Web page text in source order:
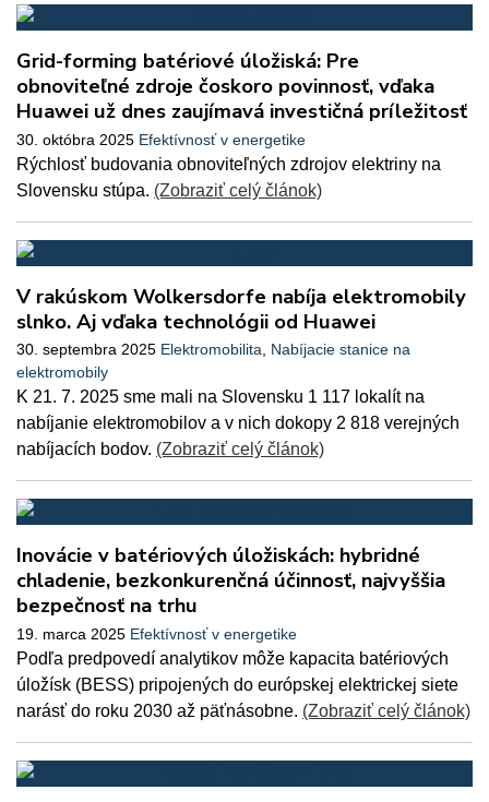
Grid-forming batériové úložiská: Pre
obnoviteľné zdroje čoskoro povinnosť, vďaka
Huawei už dnes zaujímavá investičná príležitosť
30. októbra 2025 Efektívnosť v energetike
Rýchlosť budovania obnoviteľných zdrojov elektriny na
Slovensku stúpa. (Zobraziť celý článok)
V rakúskom Wolkersdorfe nabíja elektromobily
slnko. Aj vďaka technológii od Huawei
30. septembra 2025 Elektromobilita, Nabíjacie stanice na
elektromobily
K 21. 7. 2025 sme mali na Slovensku 1 117 lokalít na
nabíjanie elektromobilov a v nich dokopy 2 818 verejných
nabíjacích bodov. (Zobraziť celý článok)
Inovácie v batériových úložiskách: hybridné
chladenie, bezkonkurenčná účinnosť, najvyššia
bezpečnosť na trhu
19. marca 2025 Efektívnosť v energetike
Podľa predpovedí analytikov môže kapacita batériových
úložísk (BESS) pripojených do európskej elektrickej siete
narásť do roku 2030 až päťnásobne. (Zobraziť celý článok)